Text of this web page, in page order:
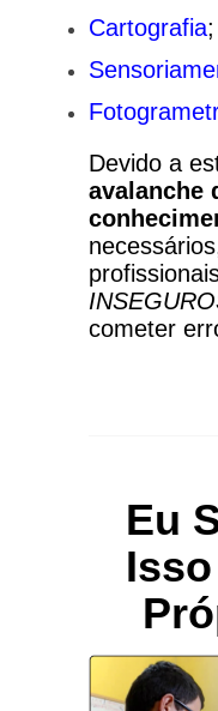
Cartografia;
Devido a
avalanche
cometer
Eu